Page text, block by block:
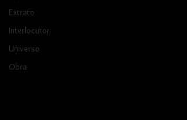
Extrato
Interlocutor
Universo
Obra